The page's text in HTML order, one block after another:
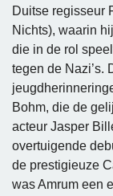
Duitse regisseur
Nichts), waarin
die in de rol
tegen de Nazi’s.
Bohm, die de
acteur Jasper
overtuigende
de prestigieuze
was Amrum een